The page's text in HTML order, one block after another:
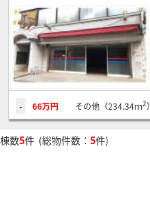
- 66万円 その他（234.34ｍ2）
棟数5件 (総物件数： 5件)